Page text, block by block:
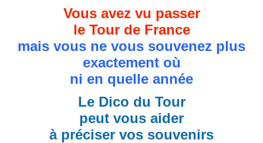
Vous avez vu passer
le Tour de France
mais vous ne vous souvenez plus
exactement où
ni en quelle année
Le Dico du Tour
peut vous aider
à préciser vos souvenirs